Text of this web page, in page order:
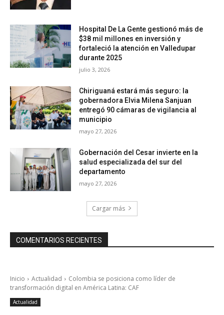
Hospital De La Gente gestionó más de
$38 mil millones en inversión y
fortaleció la atención en Valledupar
durante 2025
julio 3, 2026
Chiriguaná estará más seguro: la
gobernadora Elvia Milena Sanjuan
entregó 90 cámaras de vigilancia al
municipio
mayo 27, 2026
Gobernación del Cesar invierte en la
salud especializada del sur del
departamento
mayo 27, 2026
Cargar más
COMENTARIOS RECIENTES